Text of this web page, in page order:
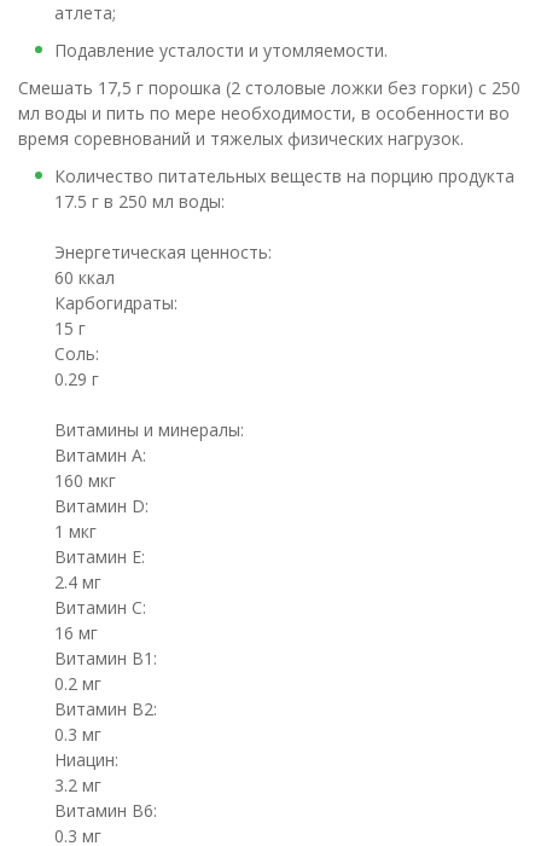
атлета;
Подавление усталости и утомляемости.
Смешать 17,5 г порошка (2 столовые ложки без горки) с 250
мл воды и пить по мере необходимости, в особенности во
время соревнований и тяжелых физических нагрузок.
Количество питательных веществ на порцию продукта
17.5 г в 250 мл воды:
Энергетическая ценность:
60 ккал
Карбогидраты:
15 г
Соль:
0.29 г
Витамины и минералы:
Витамин А:
160 мкг
Витамин D:
1 мкг
Витамин E:
2.4 мг
Витамин C:
16 мг
Витамин B1:
0.2 мг
Витамин B2:
0.3 мг
Ниацин:
3.2 мг
Витамин B6:
0.3 мг